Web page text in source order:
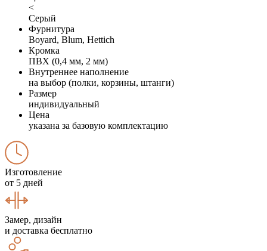
<
Серый
Фурнитура
Boyard, Blum, Hettich
Кромка
ПВХ (0,4 мм, 2 мм)
Внутреннее наполнение
на выбор (полки, корзины, штанги)
Размер
индивидуальный
Цена
указана за базовую комплектацию
Изготовление
от 5 дней
Замер, дизайн
и доставка бесплатно